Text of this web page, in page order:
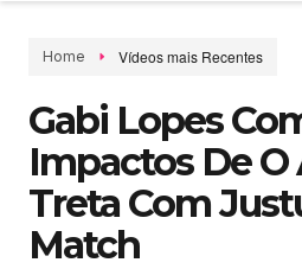
Home Vídeos mais Recentes
Gabi Lopes
Impactos De O
Treta Com
Match